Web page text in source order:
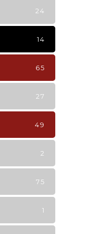
24
14
65
27
49
2
75
1